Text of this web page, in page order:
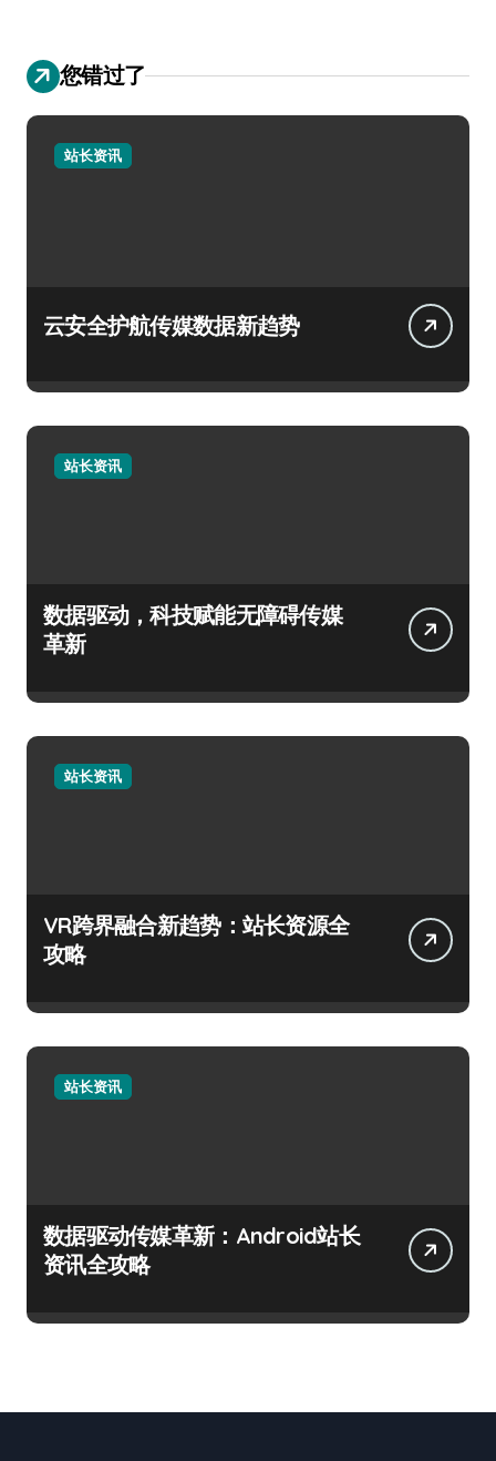
您错过了
站长资讯
云安全护航传媒数据新趋势
站长资讯
数据驱动，科技赋能无障碍传媒
革新
站长资讯
VR跨界融合新趋势：站长资源全
攻略
站长资讯
数据驱动传媒革新：Android站长
资讯全攻略